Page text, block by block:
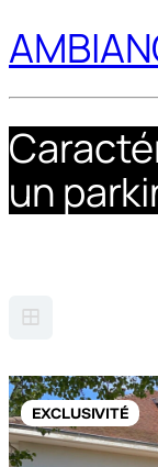
un
EXCLUSIVITÉ